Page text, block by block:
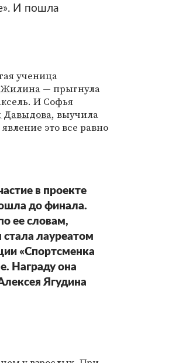
И пошла
ученица
Жилина — прыгнула
И Софья
Давыдова, выучила
это все равно
в проекте
до финала.
ее словам,
лауреатом
«Спортсменка
Награду она
Ягудина